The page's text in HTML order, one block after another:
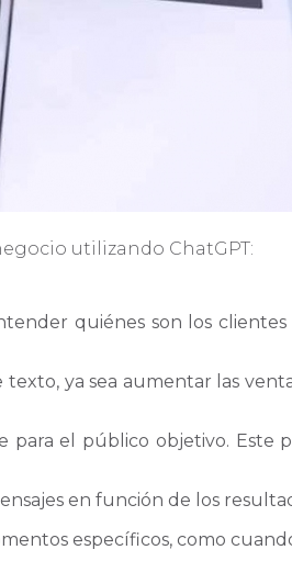
utilizando ChatGPT:
quiénes son los clientes
ya sea aumentar las
para el público objetivo. Este
en función de los
específicos, como